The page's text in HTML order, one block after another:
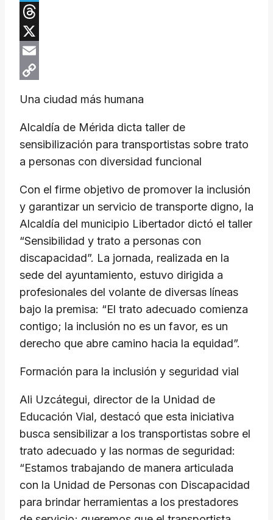
Telegram
Threads
X
Email
Una ciudad más humana
Alcaldía de Mérida dicta taller de
sensibilización para transportistas sobre trato
a personas con diversidad funcional
Con el firme objetivo de promover la inclusión
y garantizar un servicio de transporte digno, la
Alcaldía del municipio Libertador dictó el taller
“Sensibilidad y trato a personas con
discapacidad”. La jornada, realizada en la
sede del ayuntamiento, estuvo dirigida a
profesionales del volante de diversas líneas
bajo la premisa: “El trato adecuado comienza
contigo; la inclusión no es un favor, es un
derecho que abre camino hacia la equidad”.
Formación para la inclusión y seguridad vial
Ali Uzcátegui, director de la Unidad de
Educación Vial, destacó que esta iniciativa
busca sensibilizar a los transportistas sobre el
trato adecuado y las normas de seguridad:
“Estamos trabajando de manera articulada
con la Unidad de Personas con Discapacidad
para brindar herramientas a los prestadores